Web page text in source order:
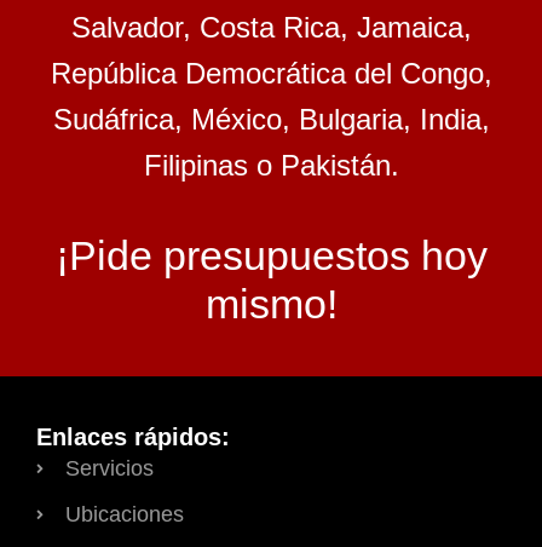
Salvador, Costa Rica, Jamaica,
República Democrática del Congo,
Sudáfrica, México, Bulgaria, India,
Filipinas o Pakistán.
¡Pide presupuestos hoy
mismo!
Enlaces rápidos:
Servicios
Ubicaciones